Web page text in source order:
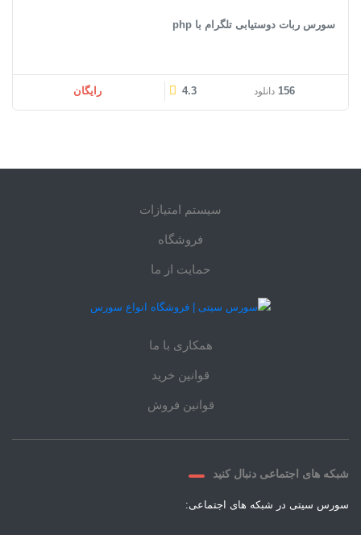
سورس ربات دوستیابی تلگرام با php
156 دانلود 4.3 رایگان
سیستم امتیازات
فروشگاه
حمایت از ما
همکاری با ما
قوانین خرید
قوانین فروش
شبکه های اجتماعی دنبال کنید
سورس سیتی در شبکه های اجتماعی: